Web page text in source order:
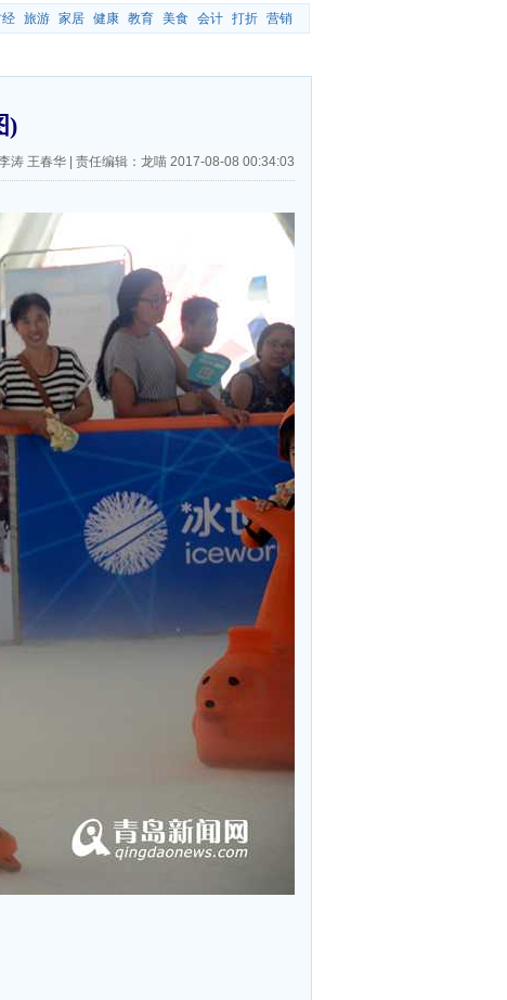
经 旅游 家居 健康 教育 美食 会计 打折 营销
)
涛 王春华 责任编辑：龙喵 2017-08-08 00:34:03